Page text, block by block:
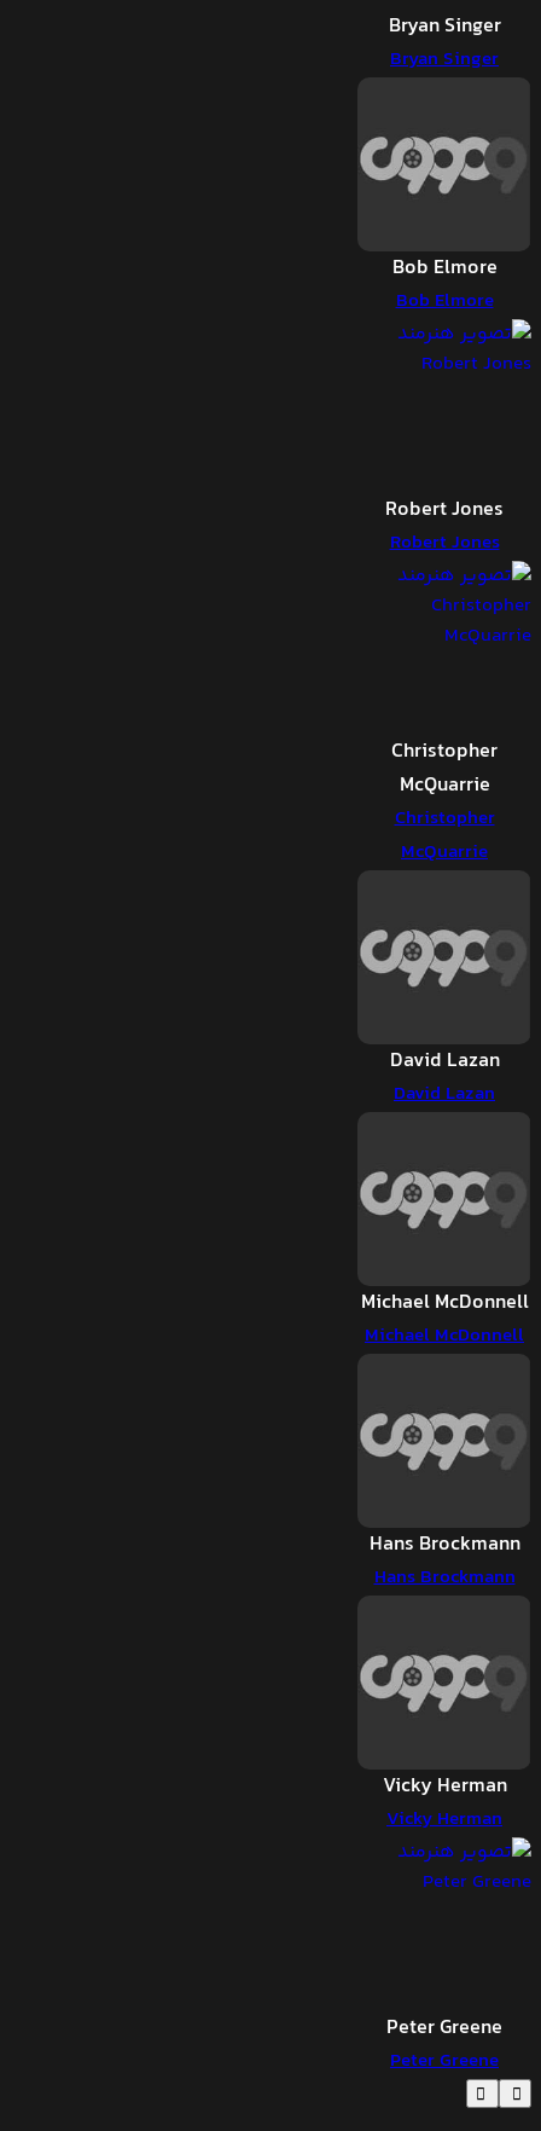
Bryan Singer
Bryan Singer
Bob Elmore
Bob Elmore
Robert Jones
Robert Jones
Christopher
McQuarrie
Christopher
McQuarrie
David Lazan
David Lazan
Michael McDonnell
Michael McDonnell
Hans Brockmann
Hans Brockmann
Vicky Herman
Vicky Herman
Peter Greene
Peter Greene